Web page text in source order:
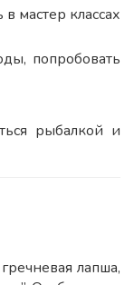
мастер классах
попробовать
рыбалкой и
лапша,